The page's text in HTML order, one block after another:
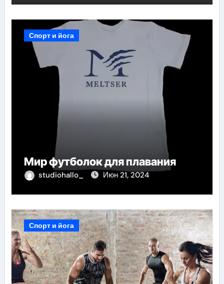
Спорт и йога
Мир футболок для плавания
studiohallo_ Июн 21, 2024
Спорт и йога